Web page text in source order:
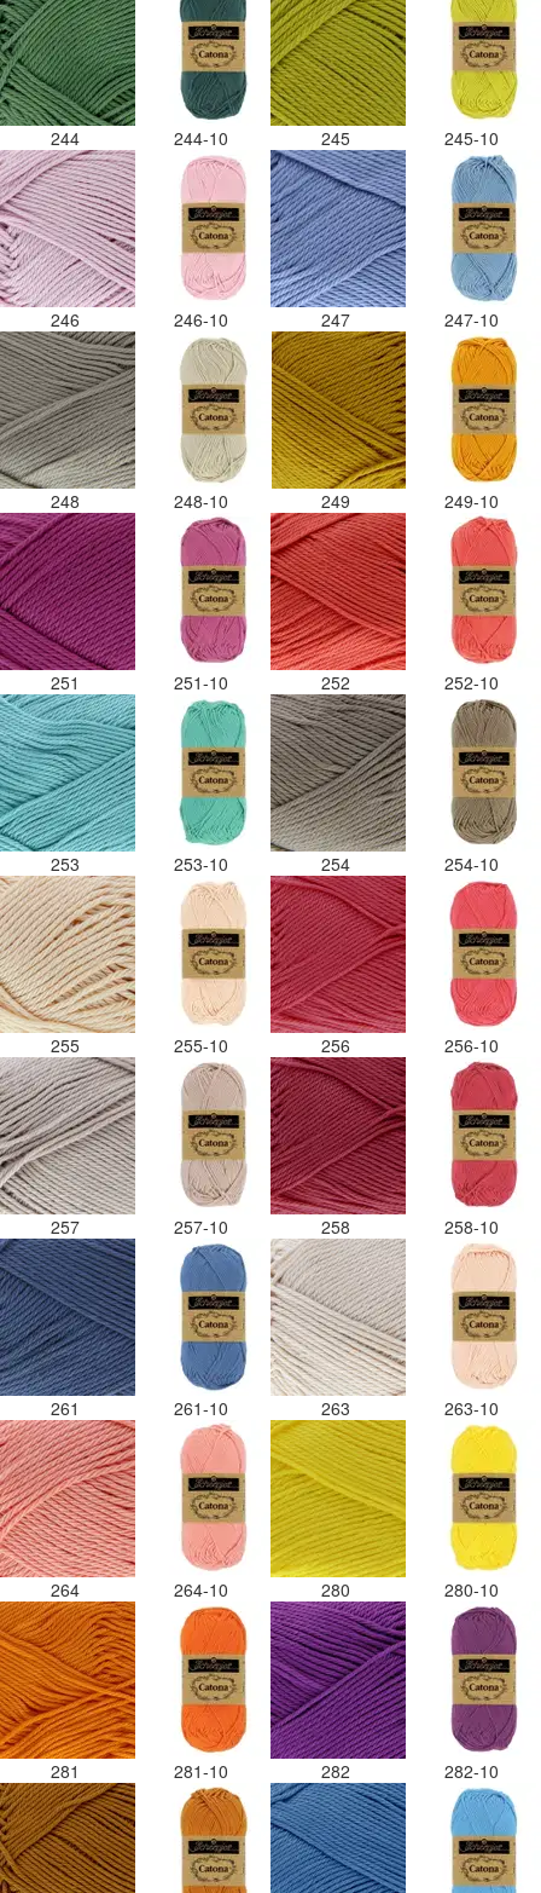
244 244-10 245 245-10
246 246-10 247 247-10
248 248-10 249 249-10
251 251-10 252 252-10
253 253-10 254 254-10
255 255-10 256 256-10
257 257-10 258 258-10
261 261-10 263 263-10
264 264-10 280 280-10
281 281-10 282 282-10